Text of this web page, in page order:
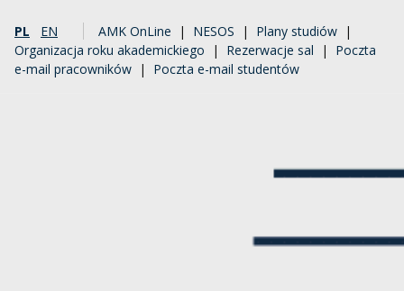
PL EN AMK OnLine | NESOS | Plany studiów |
Organizacja roku akademickiego | Rezerwacje sal | Poczta
e-mail pracowników | Poczta e-mail studentów